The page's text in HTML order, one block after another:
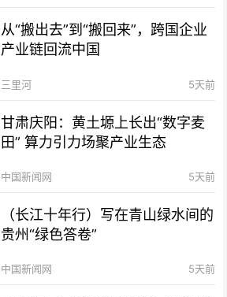
从“搬出去”到“搬回来”，跨国企业
产业链回流中国
三里河 5天前
甘肃庆阳：黄土塬上长出“数字麦
田” 算力引力场聚产业生态
中国新闻网 5天前
（长江十年行）写在青山绿水间的
贵州“绿色答卷”
中国新闻网 5天前